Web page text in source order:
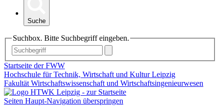
Suche
Suchbox. Bitte Suchbegriff eingeben.
Startseite der FWW
Hochschule für Technik, Wirtschaft und Kultur Leipzig
Fakultät Wirtschaftswissenschaft und Wirtschaftsingenieurwesen
Seiten Haupt-Navigation überspringen